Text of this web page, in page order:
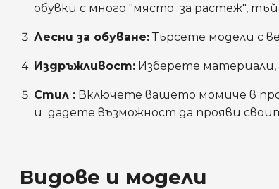
обувки с много "място за растеж",
Лесни за обуване:Търсете модели с
Издръжливост:Изберете материали,
Стил :Включете вашето момиче в
и дадете възможност да прояви
Видове и модели